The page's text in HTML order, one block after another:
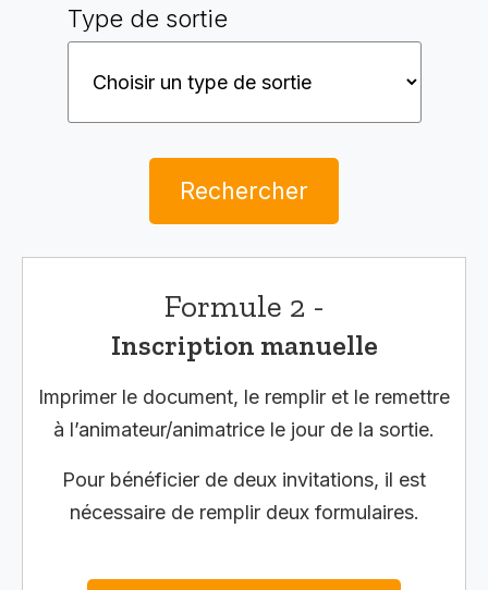
Type de sortie
Rechercher
Formule 2 -
Inscription manuelle
Imprimer le document, le remplir et le remettre
à l’animateur/animatrice le jour de la sortie.
Pour bénéficier de deux invitations, il est
nécessaire de remplir deux formulaires.